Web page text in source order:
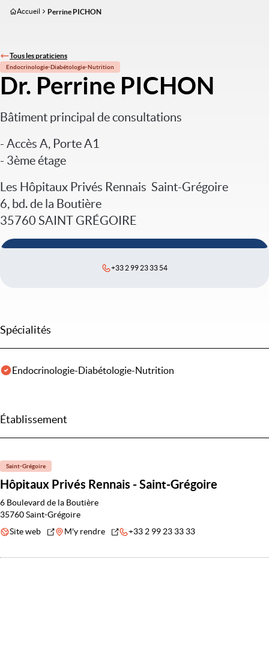
Aller
principal
Accueil Perrine PICHON
Tous les praticiens
Endocrinologie-Diabétologie-Nutrition
Dr. Perrine PICHON
Bâtiment principal de consultations
- Accès A, Porte A1
- 3ème étage
Les Hôpitaux Privés Rennais  Saint-Grégoire
6, bd. de la Boutière
35760 SAINT GRÉGOIRE
+33 2 99 23 33 54
Spécialités
Endocrinologie-Diabétologie-Nutrition
Établissement
Saint-Grégoire
Hôpitaux Privés Rennais - Saint-Grégoire
6 Boulevard de la Boutière
35760 Saint-Grégoire
Site web
M'y rendre +33 2 99 23 33 33